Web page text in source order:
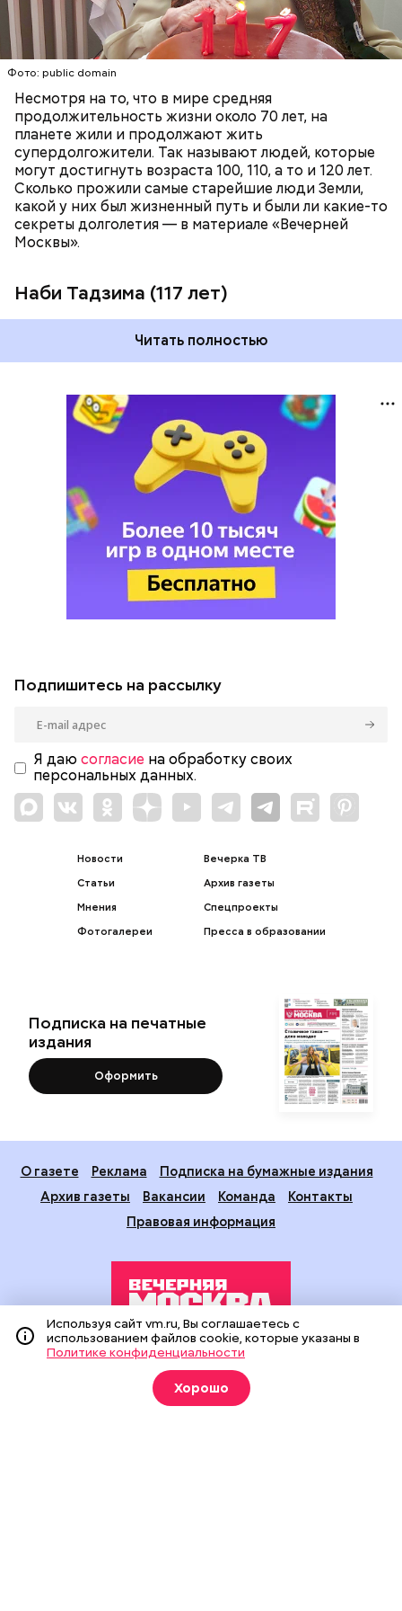
Фото: public domain
Несмотря на то, что в мире средняя
продолжительность жизни около 70 лет, на
планете жили и продолжают жить
супердолгожители. Так называют людей, которые
могут достигнуть возраста 100, 110, а то и 120 лет.
Сколько прожили самые старейшие люди Земли,
какой у них был жизненный путь и были ли какие-то
секреты долголетия — в материале «Вечерней
Москвы».
Наби Тадзима (117 лет)
Фото: public domain
Читать полностью
ПЕНСИОНЕРЫ
ПОЖИЛЫЕ ЛЮДИ
РЕКОРДЫ
Подпишитесь на рассылку
Я даю согласие на обработку своих
персональных данных.
Новости
Статьи
Мнения
Фотогалереи
Вечерка ТВ
Архив газеты
Спецпроекты
Пресса в образовании
Подписка на печатные
издания
Оформить
О газете Реклама
Подписка на бумажные издания
Архив газеты
Вакансии Команда
Контакты
Правовая информация
Издание создано при финансовой поддержке Департамента
средств массовой информации и рекламы города Москвы.
На сайте применяются рекомендательные технологии
(информационные технологии предоставления информации
Используя сайт vm.ru, Вы соглашаетесь с
использованием файлов cookie, которые указаны в
Политике конфиденциальности
Хорошо